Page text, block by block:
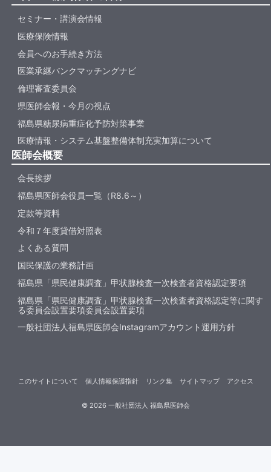
セミナー・講演会情報
医療保険情報
会員へのお手続き方法
医業承継バンクマッチングナビ
倫理審査委員会
県医師会報・今月の視点
福島県糖尿病重症化予防対策事業
医療情報・システム基盤整備体制充実加算について
医師会概要
会長挨拶
福島県医師会役員一覧（R8.6～）
定款等資料
令和７年度貸借対照表
よくある質問
国民保護の業務計画
福島県「県民健康調査」甲状腺検査一次検査者資格認定要項
福島県「県民健康調査」甲状腺検査一次検査者資格認定等に関す
る委員会設置要項委員会設置要項
一般社団法人福島県医師会Instagramアカウント運用方針
© 2026一般社団法人 福島県医師会
このサイトについて 個人情報保護指針 リンク集 サイトマップ アクセス